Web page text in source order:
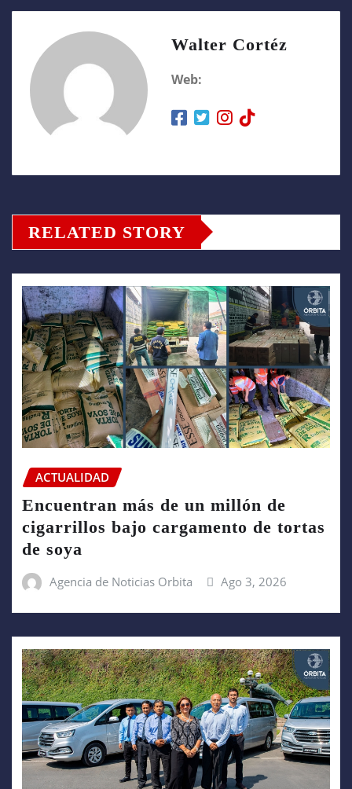
Walter Cortéz
Web:
RELATED STORY
ACTUALIDAD
Encuentran más de un millón de
cigarrillos bajo cargamento de tortas
de soya
Agencia de Noticias Orbita Ago 3, 2026